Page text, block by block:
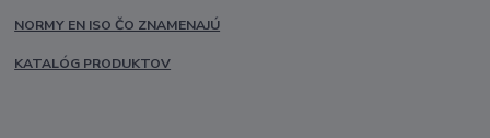
NORMY EN ISO ČO ZNAMENAJÚ
KATALÓG PRODUKTOV